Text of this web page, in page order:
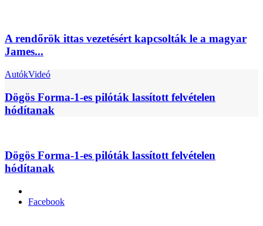
A rendőrök ittas vezetésért kapcsolták le a magyar
James...
AutókVideó
Dögös Forma-1-es pilóták lassított felvételen
hódítanak
Dögös Forma-1-es pilóták lassított felvételen
hódítanak
Facebook